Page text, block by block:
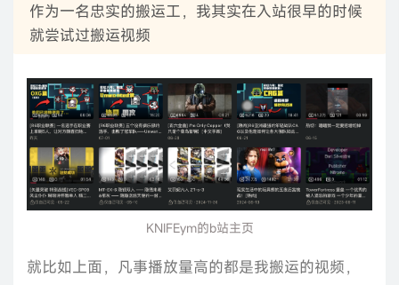
作为一名忠实的搬运工，我其实在入站很早的时候
就尝试过搬运视频
KNIFEym的b站主页
就比如上面，凡事播放量高的都是我搬运的视频，